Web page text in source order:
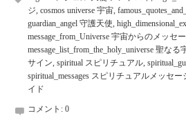
ジ, cosmos universe 宇宙,
guardian_angel 守護天使,
message_from_Universe 宇宙からのメッセ
message_list_from_the_holy_universe 聖な
サイン, spiritual スピリチュアル,
spiritual_messages スピリチュアルメッセー
イド
コメント: 0